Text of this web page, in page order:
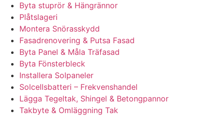
Byta stuprör & Hängrännor
Plåtslageri
Montera Snörasskydd
Fasadrenovering & Putsa Fasad
Byta Panel & Måla Träfasad
Byta Fönsterbleck
Installera Solpaneler
Solcellsbatteri – Frekvenshandel
Lägga Tegeltak, Shingel & Betongpannor
Takbyte & Omläggning Tak